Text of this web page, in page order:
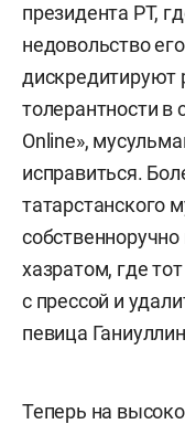
президента РТ,
недовольство
дискредитируют
толерантности
Online»,
исправиться.
татарстанского
хазратом, где
с прессой и
певица
Теперь на